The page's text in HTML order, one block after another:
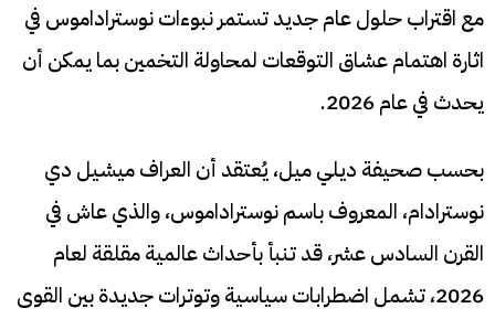
مع اقتراب حلول عام جديد تستمر نبوءات نوستراداموس في
اثارة اهتمام عشاق التوقعات لمحاولة التخمين بما يمكن أن
يحدث في عام 2026.
بحسب صحيفة ديلي ميل، يُعتقد أن العراف ميشيل دي
نوسترادام، المعروف باسم نوستراداموس، والذي عاش في
القرن السادس عشر، قد تنبأ بأحداث عالمية مقلقة لعام
2026، تشمل اضطرابات سياسية وتوترات جديدة بين القوى